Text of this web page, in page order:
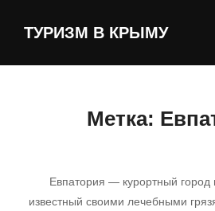
ТУРИЗМ В КРЫМУ
Метка:
Евпатория — курортный
известный своими лечебными